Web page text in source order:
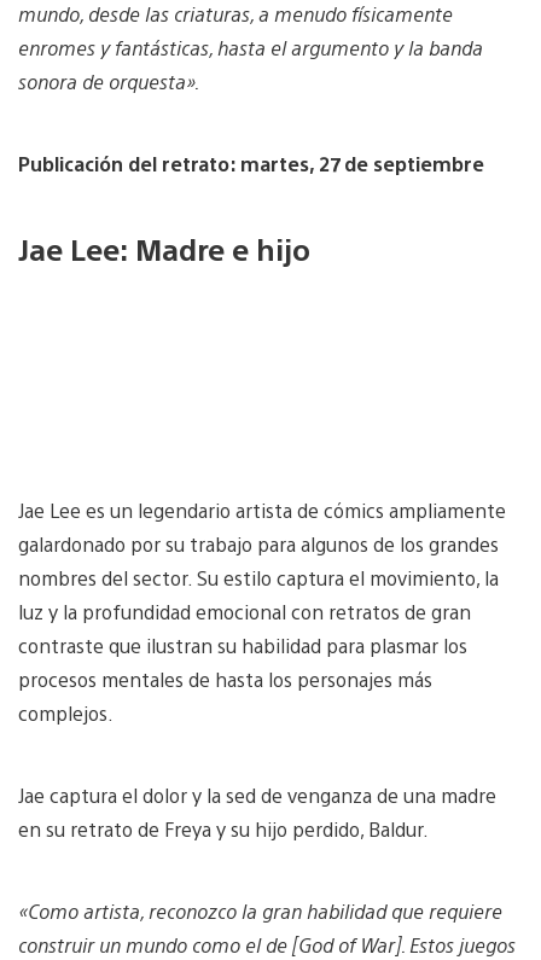
mundo, desde las criaturas, a menudo físicamente
enromes y fantásticas, hasta el argumento y la banda
sonora de orquesta».
Publicación del retrato: martes, 27 de septiembre
Jae Lee: Madre e hijo
Jae Lee es un legendario artista de cómics ampliamente
galardonado por su trabajo para algunos de los grandes
nombres del sector. Su estilo captura el movimiento, la
luz y la profundidad emocional con retratos de gran
contraste que ilustran su habilidad para plasmar los
procesos mentales de hasta los personajes más
complejos.
Jae captura el dolor y la sed de venganza de una madre
en su retrato de Freya y su hijo perdido, Baldur.
«Como artista, reconozco la gran habilidad que requiere
construir un mundo como el de [God of War]. Estos juegos